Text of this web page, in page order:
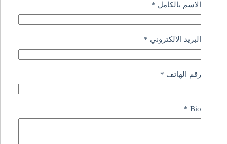
الاسم بالكامل *
البريد الالكتروني *
رقم الهاتف *
Bio
*